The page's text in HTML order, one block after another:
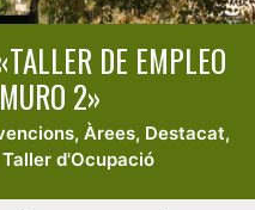
DE EMPLEO
2»
, Àrees, Destacat,
Taller d'Ocupació